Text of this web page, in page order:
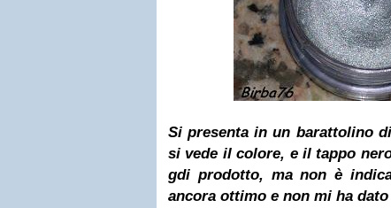
Si presenta in un barattolino
si vede il colore, e il tappo
gdi prodotto, ma non è
ancora ottimo e non mi ha dato